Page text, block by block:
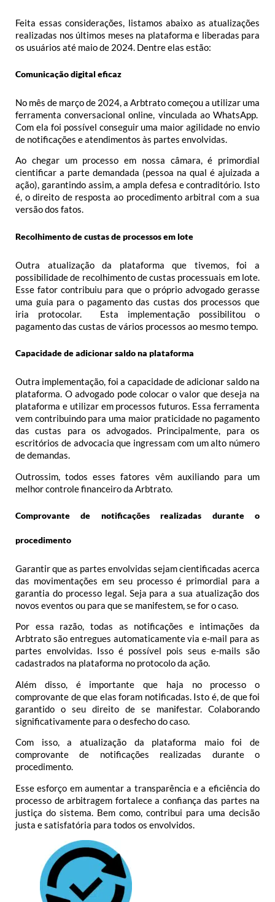
Feita essas considerações, listamos abaixo as atualizações
realizadas nos últimos meses na plataforma e liberadas para
os usuários até maio de 2024. Dentre elas estão:
Comunicação digital eficaz
No mês de março de 2024, a Arbtrato começou a utilizar uma
ferramenta conversacional online, vinculada ao WhatsApp.
Com ela foi possível conseguir uma maior agilidade no envio
de notificações e atendimentos às partes envolvidas.
Ao chegar um processo em nossa câmara, é primordial
cientificar a parte demandada (pessoa na qual é ajuizada a
ação), garantindo assim, a ampla defesa e contraditório. Isto
é, o direito de resposta ao procedimento arbitral com a sua
versão dos fatos.
Recolhimento de custas de processos em lote
Outra atualização da plataforma que tivemos, foi a
possibilidade de recolhimento de custas processuais em lote.
Esse fator contribuiu para que o próprio advogado gerasse
uma guia para o pagamento das custas dos processos que
iria protocolar. Esta implementação possibilitou o
pagamento das custas de vários processos ao mesmo tempo.
Capacidade de adicionar saldo na plataforma
Outra implementação, foi a capacidade de adicionar saldo na
plataforma. O advogado pode colocar o valor que deseja na
plataforma e utilizar em processos futuros. Essa ferramenta
vem contribuindo para uma maior praticidade no pagamento
das custas para os advogados. Principalmente, para os
escritórios de advocacia que ingressam com um alto número
de demandas.
Outrossim, todos esses fatores vêm auxiliando para um
melhor controle financeiro da Arbtrato.
Comprovante de notificações realizadas durante o
procedimento
Garantir que as partes envolvidas sejam cientificadas acerca
das movimentações em seu processo é primordial para a
garantia do processo legal. Seja para a sua atualização dos
novos eventos ou para que se manifestem, se for o caso.
Por essa razão, todas as notificações e intimações da
Arbtrato são entregues automaticamente via e-mail para as
partes envolvidas. Isso é possível pois seus e-mails são
cadastrados na plataforma no protocolo da ação.
Além disso, é importante que haja no processo o
comprovante de que elas foram notificadas. Isto é, de que foi
garantido o seu direito de se manifestar. Colaborando
significativamente para o desfecho do caso.
Com isso, a atualização da plataforma maio foi de
comprovante de notificações realizadas durante o
procedimento.
Esse esforço em aumentar a transparência e a eficiência do
processo de arbitragem fortalece a confiança das partes na
justiça do sistema. Bem como, contribui para uma decisão
justa e satisfatória para todos os envolvidos.